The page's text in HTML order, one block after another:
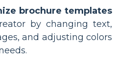
brochure templates
by changing text,
and adjusting colors